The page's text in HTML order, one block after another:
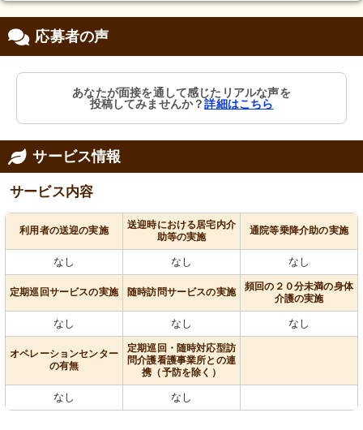
応募者の声
あなたが面接を通して感じたリアルな声を
投稿してみませんか？詳細はこちら
サービス情報
サービス内容
利用者の送迎の実施
送迎時における居宅内介
助等の実施
通院等乗降介助の実施
なし なし なし
定期巡回サービスの実施 随時訪問サービスの実施
頻回の２０分未満の身体
介護の実施
なし なし なし
オペレーションセンター
の有無
定期巡回・随時対応型訪
問介護看護事業所との連
携（予防を除く）
なし なし